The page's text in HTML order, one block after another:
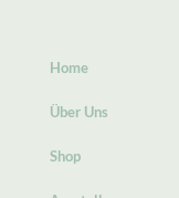
Home
Über Uns
Shop